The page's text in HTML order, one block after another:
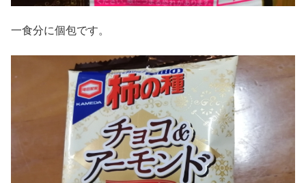
一食分に個包です。